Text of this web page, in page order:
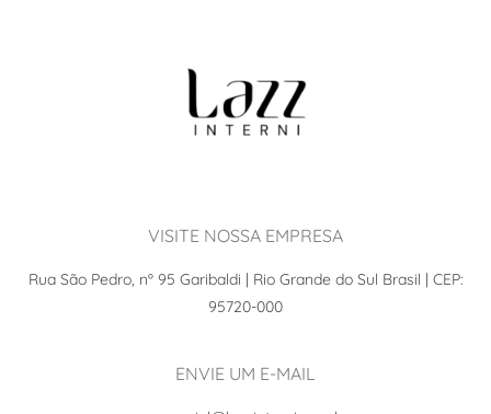
VISITE NOSSA EMPRESA
Rua São Pedro, nº 95 Garibaldi | Rio Grande do Sul Brasil | CEP:
95720-000
ENVIE UM E-MAIL